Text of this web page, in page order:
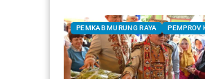
PEMKAB MURUNG RAYA PEMPROV